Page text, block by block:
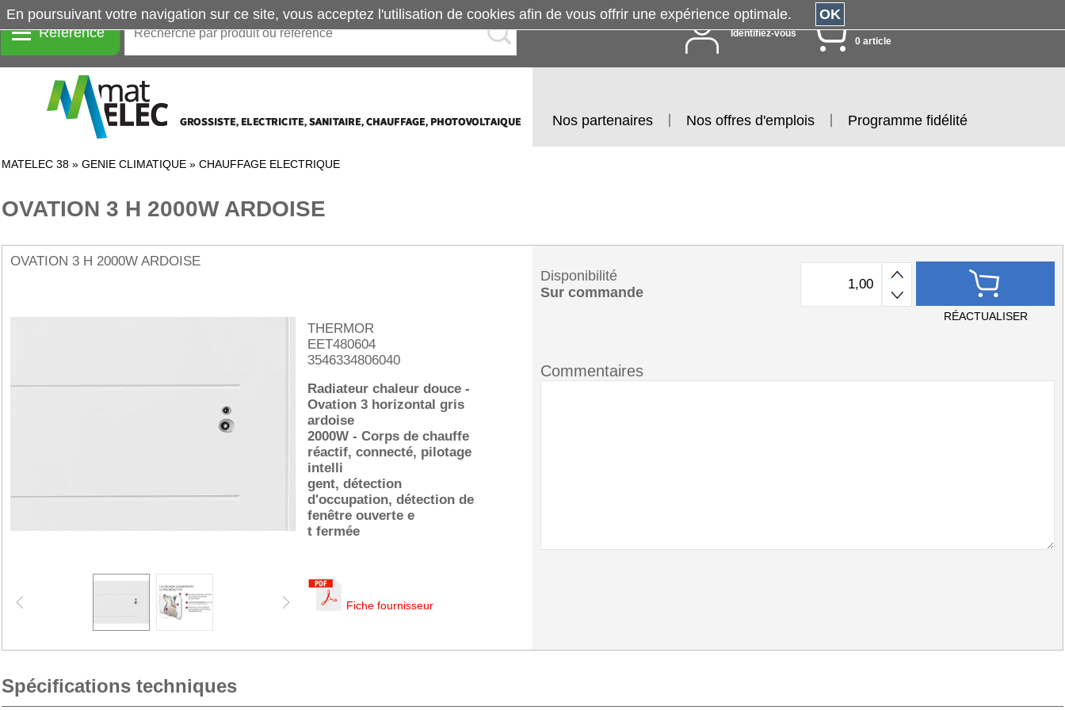
Référence Identifiez-vous
0 article
Nos partenaires Nos offres d'emplois Programme fidélité
MATELEC 38 » GENIE CLIMATIQUE » CHAUFFAGE ELECTRIQUE
OVATION 3 H 2000W ARDOISE
OVATION 3 H 2000W ARDOISE
THERMOR
EET480604
3546334806040
Radiateur chaleur douce -
Ovation 3 horizontal gris
ardoise
2000W - Corps de chauffe
réactif, connecté, pilotage
intelli
gent, détection
d'occupation, détection de
fenêtre ouverte e
t fermée
Fiche fournisseur
Disponibilité
Sur commande
RÉACTUALISER
Commentaires
Spécifications techniques
En poursuivant votre navigation sur ce site, vous acceptez l'utilisation de cookies afin de vous offrir une expérience optimale. OK